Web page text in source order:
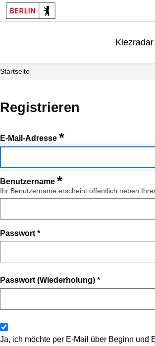
Kiezradar
Startseite
Registrieren
E-Mail-Adresse *
Benutzername *
Ihr Benutzername erscheint öffentlich neben
Passwort *
Passwort (Wiederholung) *
Ja, ich möchte per E-Mail über Beginn und